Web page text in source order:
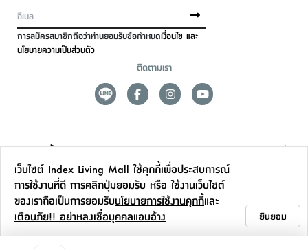
การสมัครสมาชิกถือว่าท่านยอมรับข้อกำหนดเงื่อนไข และ
นโยบายความเป็นส่วนตัว
ติดตามเรา
ดูแลลูกค้า
สาขาและการบริการ
ข้อมูลเพิ่มเติม
เว็บไซต์ Index Living Mall ใช้คุกกี้เพื่อประสบการณ์
การใช้งานที่ดี การคลิกปุ่มยอมรับ หรือ ใช้งานเว็บไซต์
ของเราถือเป็นการยอมรับนโยบายการใช้งานคุกกี้และ
เตือนภัย!! อย่าหลงเชื่อบุคคลแอบอ้าง
ยินยอม